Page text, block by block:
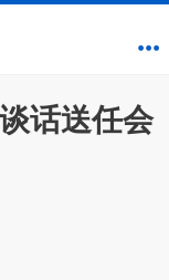
话送任会